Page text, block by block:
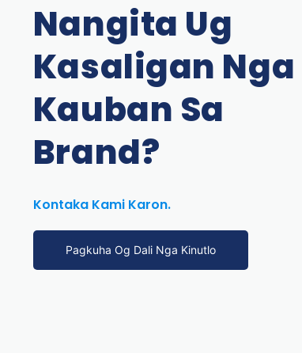
Nangita Ug
Kasaligan Nga
Kauban Sa
Brand?
Kontaka Kami Karon.
Pagkuha Og Dali Nga Kinutlo